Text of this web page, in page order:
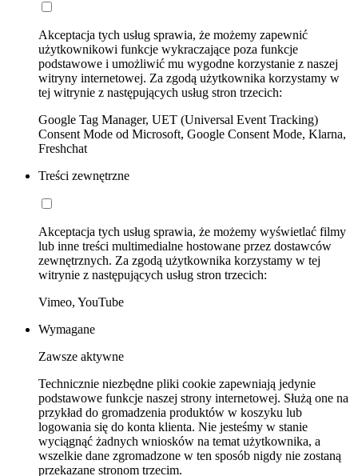
Akceptacja tych usług sprawia, że możemy zapewnić
użytkownikowi funkcje wykraczające poza funkcje
podstawowe i umożliwić mu wygodne korzystanie z naszej
witryny internetowej. Za zgodą użytkownika korzystamy w
tej witrynie z następujących usług stron trzecich:
Google Tag Manager, UET (Universal Event Tracking)
Consent Mode od Microsoft, Google Consent Mode, Klarna,
Freshchat
Treści zewnętrzne
Akceptacja tych usług sprawia, że możemy wyświetlać filmy
lub inne treści multimedialne hostowane przez dostawców
zewnętrznych. Za zgodą użytkownika korzystamy w tej
witrynie z następujących usług stron trzecich:
Vimeo, YouTube
Wymagane
Zawsze aktywne
Technicznie niezbędne pliki cookie zapewniają jedynie
podstawowe funkcje naszej strony internetowej. Służą one na
przykład do gromadzenia produktów w koszyku lub
logowania się do konta klienta. Nie jesteśmy w stanie
wyciągnąć żadnych wniosków na temat użytkownika, a
wszelkie dane zgromadzone w ten sposób nigdy nie zostaną
przekazane stronom trzecim.